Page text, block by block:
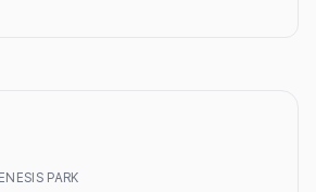
PARK